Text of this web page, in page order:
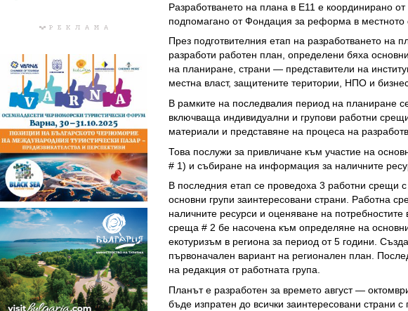
Разработването на плана в Е11 е координирано
подпомагано от Фондация за реформа в местното
През подготвителния етап на разработването на
разработи работен план, определени бяха
на планиране, страни — представители на
местна власт, защитените територии, НПО и
В рамките на последвалия период на планиране
включваща индивидуални и групови работни
материали и представяне на процеса на
Това послужи за привличане към участие на
# 1) и събиране на информация за наличните
В последния етап се проведоха 3 работни срещи
основни групи заинтересовани страни. Работна
наличните ресурси и оценяване на
среща # 2 бе насочена към определяне на
екотуризъм в региона за период от 5 години.
първоначален вариант на регионален план.
на редакция от работната група.
Планът е разработен за времето август —
бъде изпратен до всички заинтересовани страни